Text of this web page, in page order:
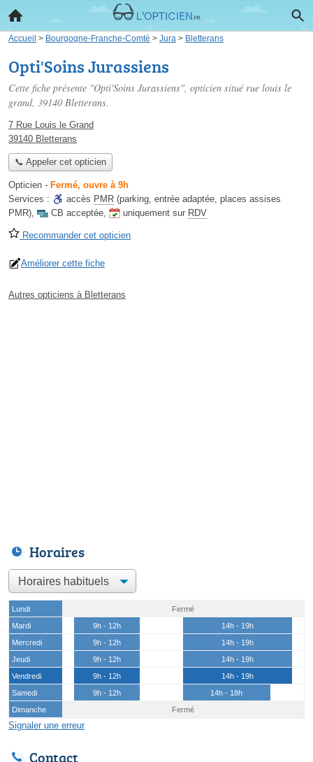
Accueil > Bourgogne-Franche-Comté > Jura > Bletterans
Opti'Soins Jurassiens
Cette fiche présente "Opti'Soins Jurassiens", opticien situé rue louis le
grand, 39140 Bletterans.
7 Rue Louis le Grand
39140 Bletterans
📞 Appeler cet opticien
Opticien - Fermé, ouvre à 9h
Services :
accès PMR (parking, entrée adaptée, places assises
PMR), CB acceptée, uniquement sur RDV
Recommander cet opticien
Améliorer cette fiche
Autres opticiens à Bletterans
Horaires
Lundi
Fermé
Mardi
9h - 12h
14h - 19h
Mercredi
9h - 12h
14h - 19h
Jeudi
9h - 12h
14h - 19h
Vendredi
9h - 12h
14h - 19h
Samedi
9h - 12h
14h - 18h
Dimanche
Fermé
Signaler une erreur
Contact